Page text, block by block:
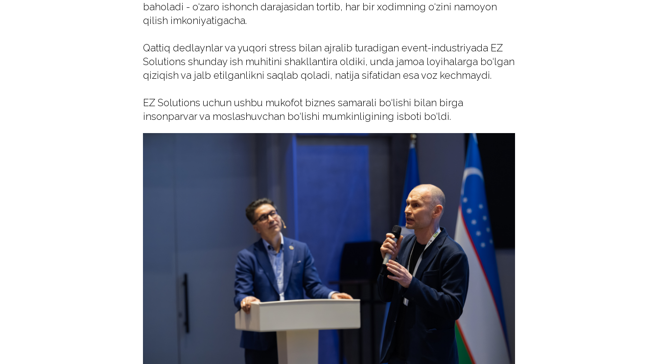
baholadi - o‘zaro ishonch darajasidan tortib, har bir xodimning o‘zini namoyon
qilish imkoniyatigacha.
Qattiq dedlaynlar va yuqori stress bilan ajralib turadigan event-industriyada EZ
Solutions shunday ish muhitini shakllantira oldiki, unda jamoa loyihalarga bo‘lgan
qiziqish va jalb etilganlikni saqlab qoladi, natija sifatidan esa voz kechmaydi.
EZ Solutions uchun ushbu mukofot biznes samarali bo‘lishi bilan birga
insonparvar va moslashuvchan bo‘lishi mumkinligining isboti bo‘ldi.